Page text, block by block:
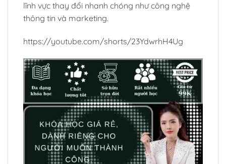
lĩnh vực thay đổi nhanh chóng như công nghệ
thông tin và marketing.
https://youtube.com/shorts/23YdwrhH4Ug